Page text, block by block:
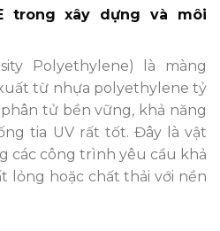
trong xây dựng và môi
Polyethylene) là màng
từ nhựa polyethylene tỷ
tử bền vững, khả năng
tia UV rất tốt. Đây là vật
các công trình yêu cầu khả
lỏng hoặc chất thải với nền